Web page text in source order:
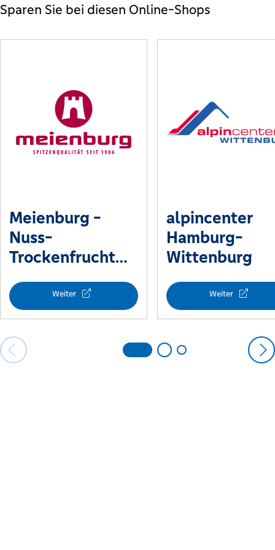
Sparen Sie bei diesen Online-Shops
Meienburg -
Nuss-
Trockenfrucht
und
Schokospezialitäten
Weiter
alpincenter
Hamburg-
Wittenburg
Weiter